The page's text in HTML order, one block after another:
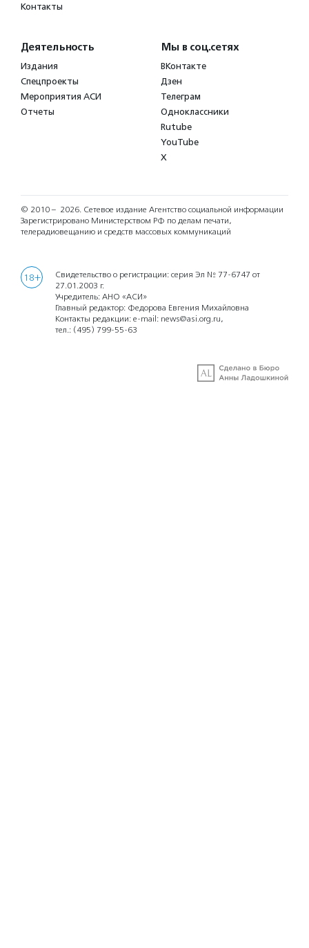
Контакты
Деятельность
Издания
Спецпроекты
Мероприятия АСИ
Отчеты
Мы в соц.сетях
ВКонтакте
Дзен
Телеграм
Одноклассники
Rutube
YouTube
X
© 2010 – 2026. Сетевое издание Агентство социальной информации
Зарегистрировано Министерством РФ по делам печати,
телерадиовещанию и средств массовых коммуникаций
18+
Свидетельство о регистрации: серия Эл № 77-6747 от
27.01.2003 г.
Учредитель: АНО «АСИ»
Главный редактор: Федорова Евгения Михайловна
Контакты редакции: e-mail: news@asi.org.ru,
тел.: (495) 799-55-63